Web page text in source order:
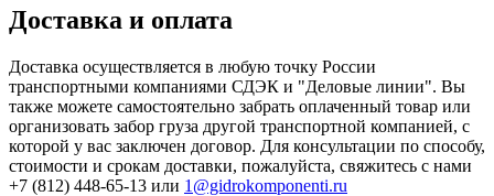
Доставка и оплата
Доставка осуществляется в любую точку России
транспортными компаниями СДЭК и "Деловые линии". Вы
также можете самостоятельно забрать оплаченный товар или
организовать забор груза другой транспортной компанией, с
которой у вас заключен договор. Для консультации по способу,
стоимости и срокам доставки, пожалуйста, свяжитесь с нами
+7 (812) 448-65-13 или 1@gidrokomponenti.ru